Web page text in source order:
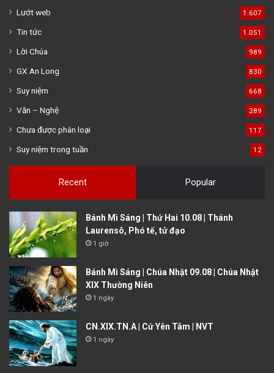
Lướt web 1.607
Tin tức 1.051
Lời Chúa 989
GX An Long 830
Suy niệm 668
Văn – Nghệ 289
Chưa được phân loại 117
Suy niệm trong tuần 12
Recent Popular
Bánh Mì Sáng | Thứ Hai 10.08 | Thánh
Laurensô, Phó tế, tử đạo
1 giờ
Bánh Mì Sáng | Chúa Nhật 09.08 | Chúa Nhật
XIX Thường Niên
1 ngày
CN.XIX.TN.A | Cứ Yên Tâm | NVT
1 ngày